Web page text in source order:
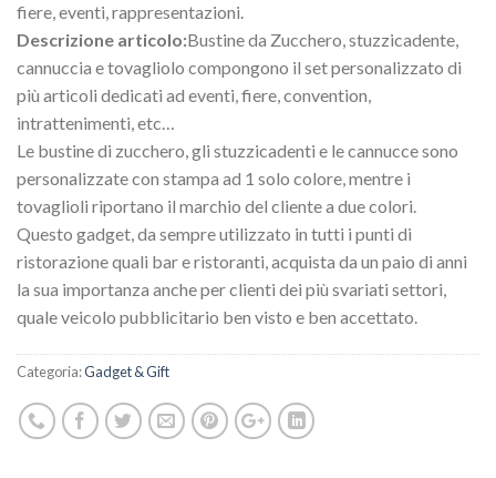
fiere, eventi, rappresentazioni.
Descrizione articolo:Bustine da Zucchero, stuzzicadente,
cannuccia e tovagliolo compongono il set personalizzato di
più articoli dedicati ad eventi, fiere, convention,
intrattenimenti, etc…
Le bustine di zucchero, gli stuzzicadenti e le cannucce sono
personalizzate con stampa ad 1 solo colore, mentre i
tovaglioli riportano il marchio del cliente a due colori.
Questo gadget, da sempre utilizzato in tutti i punti di
ristorazione quali bar e ristoranti, acquista da un paio di anni
la sua importanza anche per clienti dei più svariati settori,
quale veicolo pubblicitario ben visto e ben accettato.
Categoria:Gadget & Gift